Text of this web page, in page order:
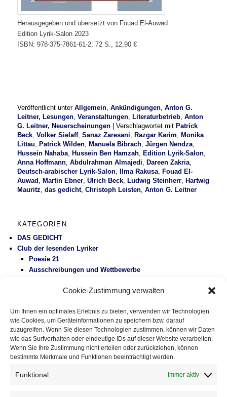
Cookie-Zustimmung verwalten
Um Ihnen ein optimales Erlebnis zu bieten, verwenden wir Technologien
wie Cookies, um Geräteinformationen zu speichern bzw. darauf
zuzugreifen. Wenn Sie diesen Technologien zustimmen, können wir Daten
wie das Surfverhalten oder eindeutige IDs auf dieser Website verarbeiten.
Wenn Sie Ihre Zustimmung nicht erteilen oder zurückziehen, können
bestimmte Merkmale und Funktionen beeinträchtigt werden.
Funktional Immer aktiv
Herausgegeben und übersetzt von Fouad El-Auwad
Edition Lyrik-Salon 2023
ISBN: 978-375-7861-61-2, 72 S., 12,90 €
Veröffentlicht unter Allgemein ,Ankündigungen ,Anton G.
Leitner, Lesungen ,Veranstaltungen ,Literaturbetrieb ,Anton
G. Leitner, Neuerscheinungen |Verschlagwortet mit Patrick
Beck ,Volker Sielaff,Sanaz Zaresani ,Razgar Karim ,Monika
Littau ,Patrick Wilden ,Manuela Bibrach ,Jürgen Nendza
Hussein Nahaba ,Hussein Ben Hamzah ,Edition Lyrik-Salon
Anna Hoffmann ,Abdulrahman Almajedi ,Dareen Zakria
Deutsch-arabischer Lyrik-Salon ,Ilma Rakusa ,Fouad El-
Auwad ,Martin Ebner ,Ulrich Beck ,Ludwig Steinherr ,Hartwig
Mauritz ,das gedicht,Christoph Leisten ,Anton G. Leitner
KATEGORIEN
DAS GEDICHT
Club der lesenden Lyriker
Poesie 21
Ausschreibungen und Wettbewerbe
Gesundheitspolitik
Vermischtes
DAS GEDICHT BLOG
Celan – Das Auge von Celan« von Susana Szwarc